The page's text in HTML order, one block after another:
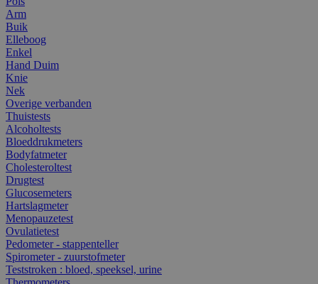
Arm
Buik
Elleboog
Enkel
Hand Duim
Knie
Nek
Overige verbanden
Thuistests
Alcoholtests
Bloeddrukmeters
Bodyfatmeter
Cholesteroltest
Drugtest
Glucosemeters
Hartslagmeter
Menopauzetest
Ovulatietest
Pedometer - stappenteller
Spirometer - zuurstofmeter
Teststroken : bloed, speeksel, urine